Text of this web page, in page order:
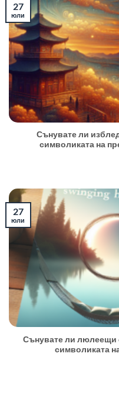
Сънувате ли
символиката на
27
юли
Сънувате ли люлеещи
символиката
27
юли